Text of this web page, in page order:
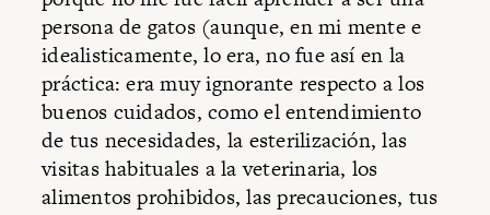
persona de gatos (aunque, en mi mente e
idealisticamente, lo era, no fue así en la
práctica: era muy ignorante respecto a los
buenos cuidados, como el entendimiento
de tus necesidades, la esterilización, las
visitas habituales a la veterinaria, los
alimentos prohibidos, las precauciones, tus